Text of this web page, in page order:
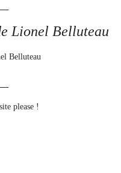
Lionel Belluteau
Belluteau
please !